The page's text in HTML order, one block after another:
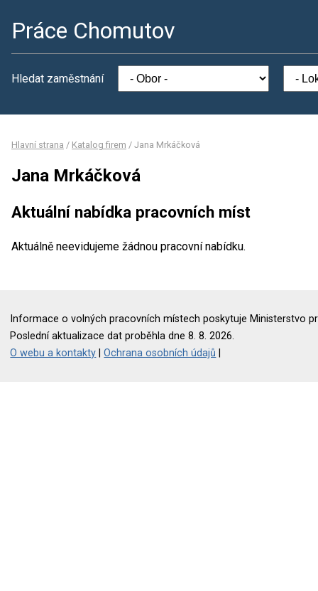
Práce Chomutov
Hledat zaměstnání
Hlavní strana / Katalog firem / Jana Mrkáčková
Jana Mrkáčková
Aktuální nabídka pracovních míst
Aktuálně neevidujeme žádnou pracovní nabídku.
Informace o volných pracovních místech poskytuje Ministerstvo
Poslední aktualizace dat proběhla dne 8. 8. 2026.
O webu a kontakty |Ochrana osobních údajů